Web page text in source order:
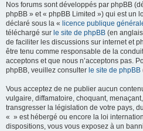
Nos forums sont développés par phpBB
phpBB » et « phpBB Limited ») qui est un
déclaré sous la « licence publique
téléchargé sur le site de phpBB (en
de faciliter les discussions sur internet et
être tenu comme responsable de la
acceptons et que nous n’acceptons pas.
phpBB, veuillez consulter le site de phpBB
Vous acceptez de ne publier aucun
vulgaire, diffamatoire, choquant,
transgresser la législation de votre pays,
« » est hébergé ou encore la loi
dispositions, vous vous exposez à un